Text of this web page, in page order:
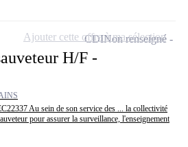
H/F -
Au sein de son service des ... la collectivité
pour assurer la surveillance, l'enseignement
CDINon renseigné
Ajouter cette offre à ma sélection